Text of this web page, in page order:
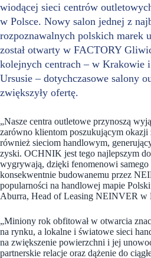
wiodącej sieci centrów
w Polsce. Nowy salon jednej z
rozpoznawalnych polskich marek
został otwarty w FACTORY
kolejnych centrach – w Krakowie
Ursusie – dotychczasowe salony
zwiększyły ofertę.
„Nasze centra outletowe przynoszą
zarówno klientom poszukującym
również sieciom handlowym,
zyski. OCHNIK jest tego najlepszym
wygrywają, dzięki fenomenowi
konsekwentnie budowanemu przez
popularności na handlowej mapie
Aburra, Head of Leasing NEINVER w
„Miniony rok obfitował w otwarcia
na rynku, a lokalne i światowe sieci
na zwiększenie powierzchni i jej
partnerskie relacje oraz dążenie do